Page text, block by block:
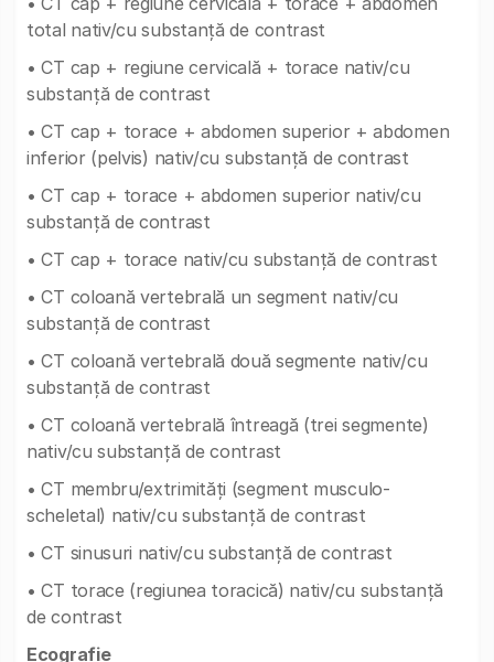
total nativ/cu substanță de contrast
• CT cap + regiune cervicală + torace nativ/cu
substanță de contrast
• CT cap + torace + abdomen superior + abdomen
inferior (pelvis) nativ/cu substanță de contrast
• CT cap + torace + abdomen superior nativ/cu
substanță de contrast
• CT cap + torace nativ/cu substanță de contrast
• CT coloană vertebrală un segment nativ/cu
substanță de contrast
• CT coloană vertebrală două segmente nativ/cu
substanță de contrast
• CT coloană vertebrală întreagă (trei segmente)
nativ/cu substanță de contrast
• CT membru/extrimități (segment musculo-
scheletal) nativ/cu substanță de contrast
• CT sinusuri nativ/cu substanță de contrast
• CT torace (regiunea toracică) nativ/cu substanță
de contrast
Ecografie